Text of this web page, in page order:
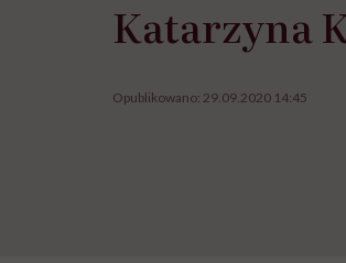
Katarzyna
Opublikowano: 29.09.2020 14:45